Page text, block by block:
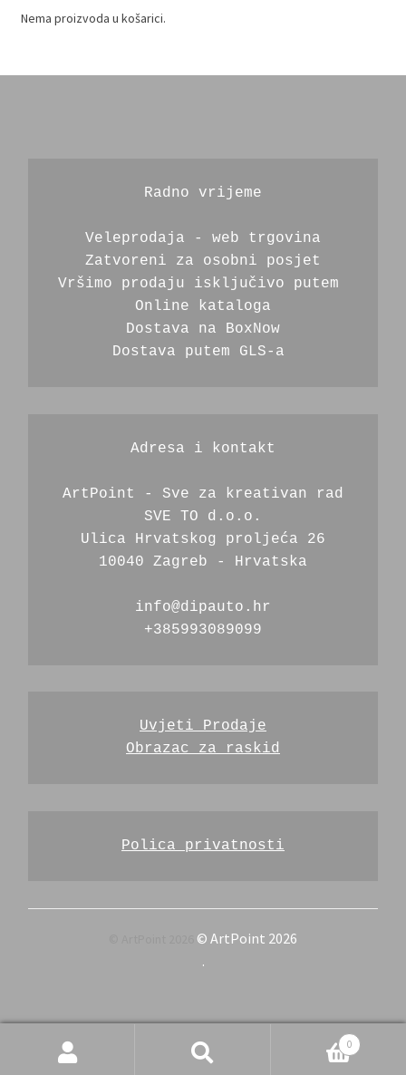
Nema proizvoda u košarici.
Radno vrijeme
Veleprodaja - web trgovina
Zatvoreni za osobni posjet
Vršimo prodaju isključivo putem
Online kataloga
Dostava na BoxNow
Dostava putem GLS-a
Adresa i kontakt
ArtPoint - Sve za kreativan rad
SVE TO d.o.o.
Ulica Hrvatskog proljeća 26
10040 Zagreb - Hrvatska
info@dipauto.hr
+385993089099
Uvjeti Prodaje
Obrazac za raskid
Polica privatnosti
© ArtPoint 2026
.
0